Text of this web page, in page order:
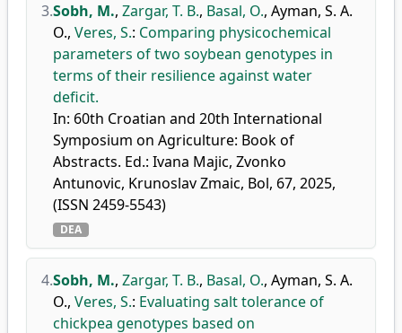
3.Sobh, M., Zargar, T. B., Basal, O., Ayman, S. A.
O., Veres, S.: Comparing physicochemical
parameters of two soybean genotypes in
terms of their resilience against water
deficit.
In: 60th Croatian and 20th International
Symposium on Agriculture: Book of
Abstracts. Ed.: Ivana Majic, Zvonko
Antunovic, Krunoslav Zmaic, Bol, 67, 2025,
(ISSN 2459-5543)
DEA
4.Sobh, M., Zargar, T. B., Basal, O., Ayman, S. A.
O., Veres, S.: Evaluating salt tolerance of
chickpea genotypes based on